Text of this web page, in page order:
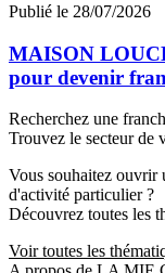
Publié le 28/07/2026
MAISON
pour devenir
Recherchez une
Trouvez le secteur de
Vous souhaitez ouvrir
d'activité particulier ?
Découvrez toutes les
Voir toutes les